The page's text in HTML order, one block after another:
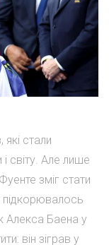
які стали
світу. Але лише
зміг стати
Баена у
він зіграв у